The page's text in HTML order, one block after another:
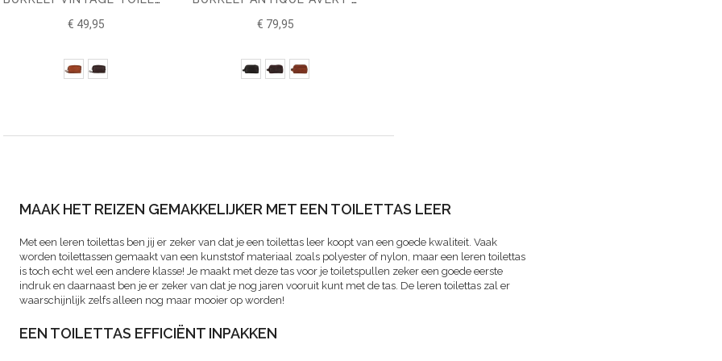
€ 49,95 € 79,95
MAAK HET REIZEN GEMAKKELIJKER MET EEN TOILETTAS LEER
Met een leren toilettas ben jij er zeker van dat je een toilettas leer koopt van een goede kwaliteit. Vaak
worden toilettassen gemaakt van een kunststof materiaal zoals polyester of nylon, maar een leren toilettas
is toch echt wel een andere klasse! Je maakt met deze tas voor je toiletspullen zeker een goede eerste
indruk en daarnaast ben je er zeker van dat je nog jaren vooruit kunt met de tas. De leren toilettas zal er
waarschijnlijk zelfs alleen nog maar mooier op worden!
EEN TOILETTAS EFFICIËNT INPAKKEN